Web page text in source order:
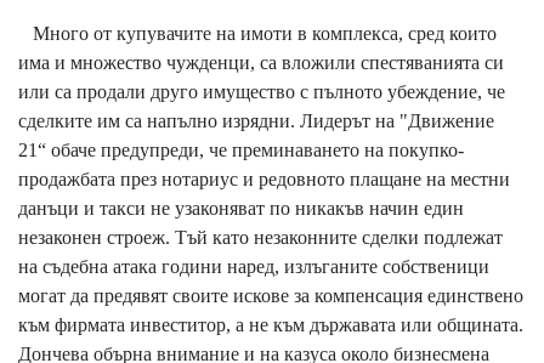
Много от купувачите на имоти в комплекса, сред които
има и множество чужденци, са вложили спестяванията си
или са продали друго имущество с пълното убеждение, че
сделките им са напълно изрядни. Лидерът на "Движение
21“ обаче предупреди, че преминаването на покупко-
продажбата през нотариус и редовното плащане на местни
данъци и такси не узаконяват по никакъв начин един
незаконен строеж. Тъй като незаконните сделки подлежат
на съдебна атака години наред, излъганите собственици
могат да предявят своите искове за компенсация единствено
към фирмата инвеститор, а не към държавата или общината.
Дончева обърна внимание и на казуса около бизнесмена